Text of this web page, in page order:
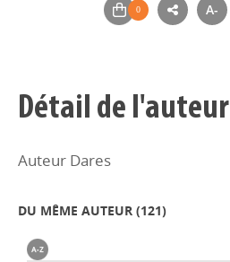
A-
Détail de l'auteur
Auteur Dares
DU MÊME AUTEUR (121)